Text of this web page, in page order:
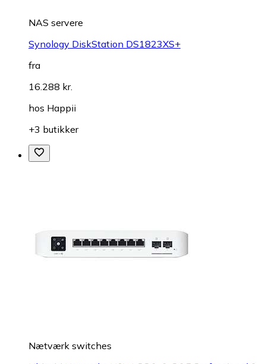
NAS servere
Synology DiskStation DS1823XS+
fra
16.288 kr.
hos Happii
+3 butikker
Nætværk switches